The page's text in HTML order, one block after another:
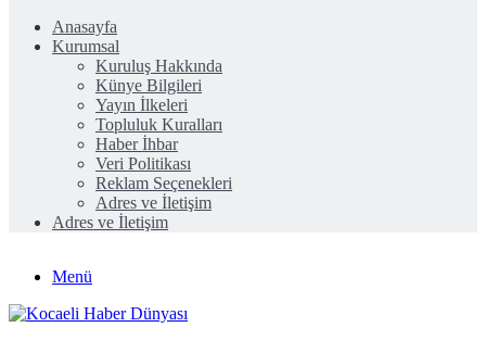
Anasayfa
Kurumsal
Kuruluş Hakkında
Künye Bilgileri
Yayın İlkeleri
Topluluk Kuralları
Haber İhbar
Veri Politikası
Reklam Seçenekleri
Adres ve İletişim
Adres ve İletişim
Menü